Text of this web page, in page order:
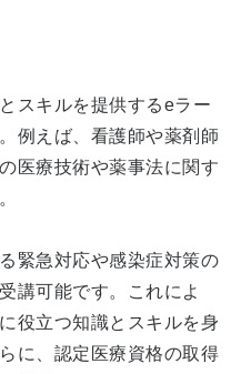
スキルを提供するeラー
例えば、看護師や薬剤師
医療技術や薬事法に関す
緊急対応や感染症対策の
講可能です。これによ
役立つ知識とスキルを身
に、認定医療資格の取得